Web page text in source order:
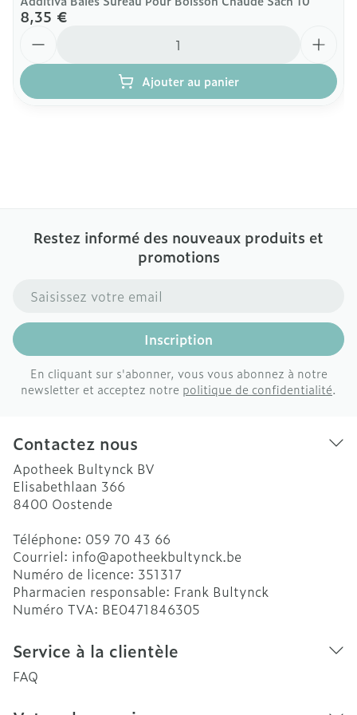
8,35 €
Ajouter au panier
Restez informé des nouveaux produits et
promotions
Adresse mail
Inscription
En cliquant sur s'abonner, vous vous abonnez à notre
newsletter et acceptez notre politique de confidentialité.
Contactez nous
Apotheek Bultynck BV
Elisabethlaan 366
8400 Oostende
Téléphone: 059 70 43 66
Courriel: info@apotheekbultynck.be
Numéro de licence: 351317
Pharmacien responsable: Frank Bultynck
Numéro TVA: BE0471846305
Service à la clientèle
FAQ